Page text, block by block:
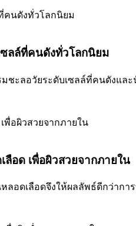
ลล์ที่คนดังทั่วโลกนิยม
มชะลอวัยระดับเซลล์ที่คนดังแล
อด เพื่อผิวสวยจากภายใน
หลอดเลือดจึงให้ผลลัพธ์ดีกว่าก